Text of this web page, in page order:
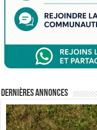
Dernières annonces